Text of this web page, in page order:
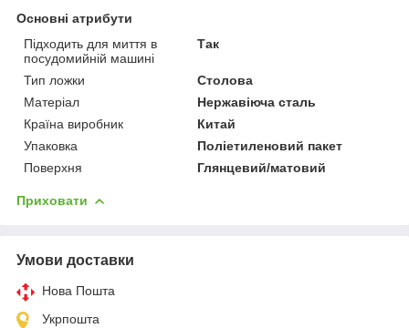
Основні атрибути
Підходить для миття в
посудомийній машині
Так
Тип ложки
Столова
Матеріал
Нержавіюча сталь
Країна виробник
Китай
Упаковка
Поліетиленовий пакет
Поверхня
Глянцевий/матовий
Приховати
Умови доставки
Нова Пошта
Укрпошта